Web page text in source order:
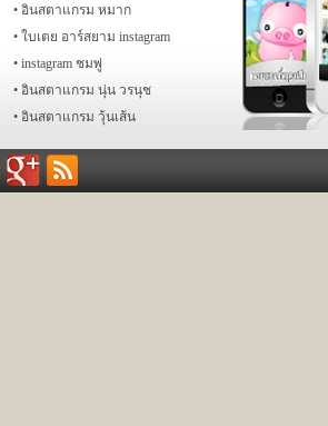
อินสตาแกรม หมาก
ใบเตย อาร์สยาม instagram
instagram ชมพู่
อินสตาแกรม นุ่น วรนุช
อินสตาแกรม วุ้นเส้น